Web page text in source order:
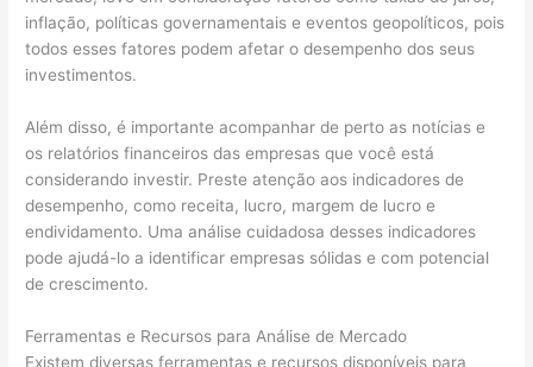
inflação, políticas governamentais e eventos geopolíticos, pois
todos esses fatores podem afetar o desempenho dos seus
investimentos.
Além disso, é importante acompanhar de perto as notícias e
os relatórios financeiros das empresas que você está
considerando investir. Preste atenção aos indicadores de
desempenho, como receita, lucro, margem de lucro e
endividamento. Uma análise cuidadosa desses indicadores
pode ajudá-lo a identificar empresas sólidas e com potencial
de crescimento.
Ferramentas e Recursos para Análise de Mercado
Existem diversas ferramentas e recursos disponíveis para